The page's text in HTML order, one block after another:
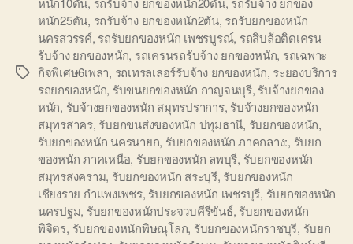
Tags
หนัก25ตัน, รถรับจ้าง ยกของหนัก2ตัน, รถรับยกของหนัก
นครสวรรค์, รถรับยกของหนัก เพชรบูรณ์, รถสิบล้อติดเครน
รับจ้าง ยกของหนัก, รถเครนรถรับจ้าง ยกของหนัก, รถเฉพาะ
กิจพิเศษ6เพลา, รถเทรลเลอร์รับจ้าง ยกของหนัก, ระยองบริการ
รถยกของหนัก, รับขนยกของหนัก กาญจนบุรี, รับจ้างยกของ
หนัก, รับจ้างยกของหนัก สมุทรปราการ, รับจ้างยกของหนัก
สมุทรสาคร, รับยกขนส่งของหนัก ปทุมธานี, รับยกของหนัก,
รับยกของหนัก นครนายก, รับยกของหนัก ภาคกลาง:, รับยก
ของหนัก ภาคเหนือ, รับยกของหนัก ลพบุรี, รับยกของหนัก
สมุทรสงคราม, รับยกของหนัก สระบุรี, รับยกของหนัก
เชียงราย กำแพงเพชร, รับยกของหนัก เพชรบุรี, รับยกของหนัก
นครปฐม, รับยกของหนักประจวบคีรีขันธ์, รับยกของหนัก
พิจิตร, รับยกของหนักพิษณุโลก, รับยกของหนักราชบุรี, รับยก